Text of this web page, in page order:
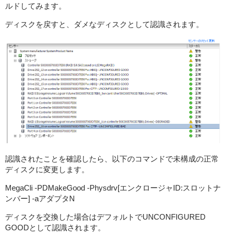
ルドしてみます。
ディスクを戻すと、ダメなディスクとして認識されます。
認識されたことを確認したら、以下のコマンドで未構成の正常
ディスクに変更します。
MegaCli -PDMakeGood -Physdrv[エンクロージャID:スロットナ
ンバー] -aアダプタN
ディスクを交換した場合はデフォルトでUNCONFIGURED
GOODとして認識されます。